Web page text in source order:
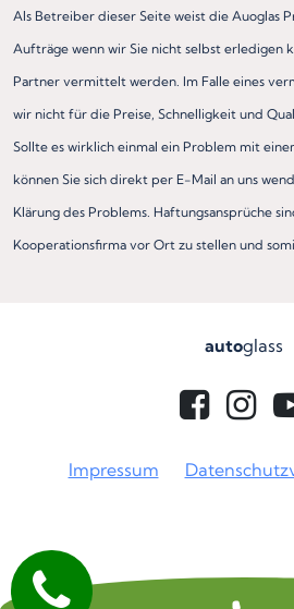
Als Betreiber dieser Seite weist die Auoglas
Aufträge wenn wir Sie nicht selbst erledigen
Partner vermittelt werden. Im Falle eines
wir nicht für die Preise, Schnelligkeit und
Sollte es wirklich einmal ein Problem mit
können Sie sich direkt per E-Mail an uns
Klärung des Problems. Haftungsansprüche
Kooperationsfirma vor Ort zu stellen und
autoglass
Impressum